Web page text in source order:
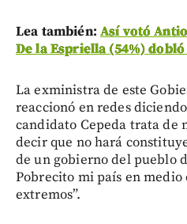
Lea también: Así votó
De la Espriella (54%) dobló
La exministra de este
reaccionó en redes
candidato Cepeda trata de
decir que no hará
de un gobierno del pueblo
Pobrecito mi país en medio
extremos”.